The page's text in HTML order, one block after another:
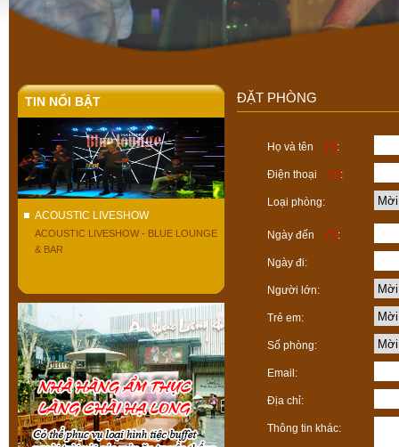
TIN NỔI BẬT
ACOUSTIC LIVESHOW
ACOUSTIC LIVESHOW - BLUE LOUNGE
& BAR
ĐẶT PHÒNG
Họ và tên (*):
Điện thoại (*):
Loại phòng:
Ngày đến (*):
Ngày đi:
Người lớn:
Trẻ em:
Số phòng:
Email:
Địa chỉ:
Thông tin khác: